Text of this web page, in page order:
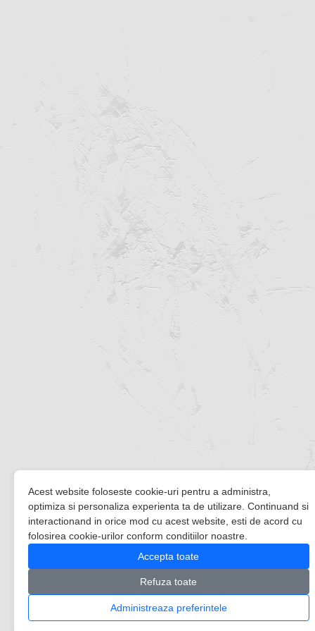
Acest website foloseste cookie-uri pentru a administra,
optimiza si personaliza experienta ta de utilizare. Continuand si
interactionand in orice mod cu acest website, esti de acord cu
folosirea cookie-urilor conform conditiilor noastre.
Accepta toate
Refuza toate
Administreaza preferintele